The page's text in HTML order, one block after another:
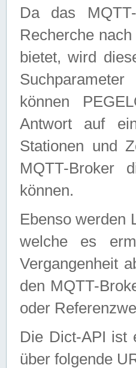
Da das
Recherche
bietet, wird
können
Antwort auf
Stationen und
MQTT-Broker
können.
Ebenso werden
welche es
Vergangenheit
den MQTT-
oder
Die Dict-API ist
über folgende